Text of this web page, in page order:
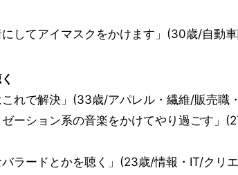
にしてアイマスクをかけます」(30歳/自動
これで解決」(33歳/アパレル・繊維/販売職
ゼーション系の音楽をかけてやり過ごす」
バラードとかを聴く」(23歳/情報・IT/クリ